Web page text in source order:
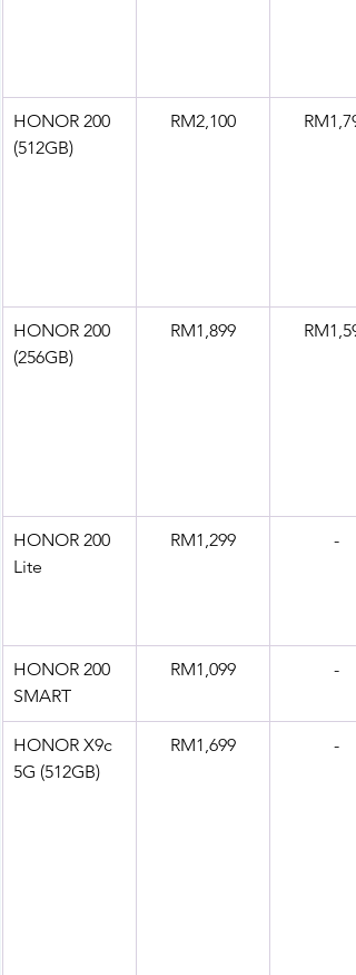
HONOR 200
(512GB)
RM2,100
HONOR 200
(256GB)
RM1,899
HONOR 200
Lite
RM1,299 -
HONOR 200
SMART
RM1,099 -
HONOR X9c
5G (512GB)
RM1,699 -